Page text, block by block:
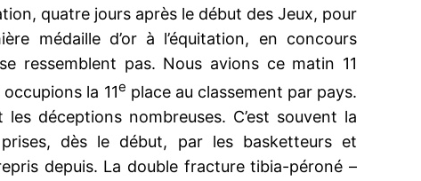
quatre jours après le début des Jeux, pour
médaille d’or à l’équitation, en concours
ressemblent pas. Nous avions ce matin 11
la 11e place au classement par pays.
déceptions nombreuses. C’est souvent la
dès le début, par les basketteurs et
depuis. La double fracture tibia-péroné –